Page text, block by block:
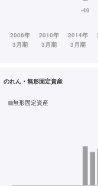
のれん・無形固定資産
無形固定資産